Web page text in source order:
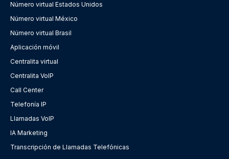
Número virtual Estados Unidos
Número virtual México
Número virtual Brasil
Aplicación móvil
Centralita virtual
Centralita VoIP
Call Center
Telefonía IP
Llamadas VoIP
IA Marketing
Transcripción de Llamadas Telefónicas